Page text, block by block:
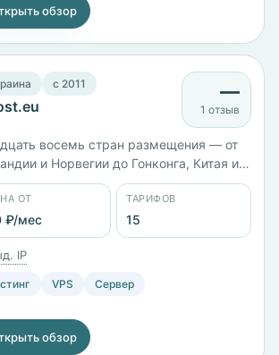
обзор
c 2011 —
1 отзыв
восемь стран размещения — от
и Норвегии до Гонконга, Китая и
Компания работает с 2011 года, 15
от 90 ₽/мес; российская версия
ADVANCED с 6 ядрами и 8 ГБ памяти
2249 ₽/мес. Панели cPanel,
ISPmanager и VestaCP.
ОТ
₽/мес
ТАРИФОВ
15
IP
VPS Сервер
обзор